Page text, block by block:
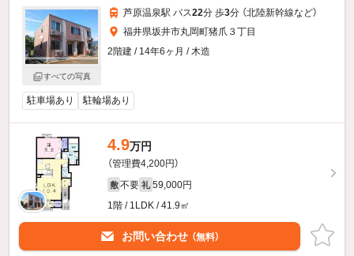
すべての写真
芦原温泉駅 バス22分 歩3分 （北陸新幹線など）
福井県坂井市丸岡町猪爪３丁目
2階建 / 14年6ヶ月 / 木造
駐車場あり 駐輪場あり
4.9万円
（管理費4,200円）
敷 不要 礼 59,000円
1階 / 1LDK / 41.9㎡
お問い合わせ （無料）